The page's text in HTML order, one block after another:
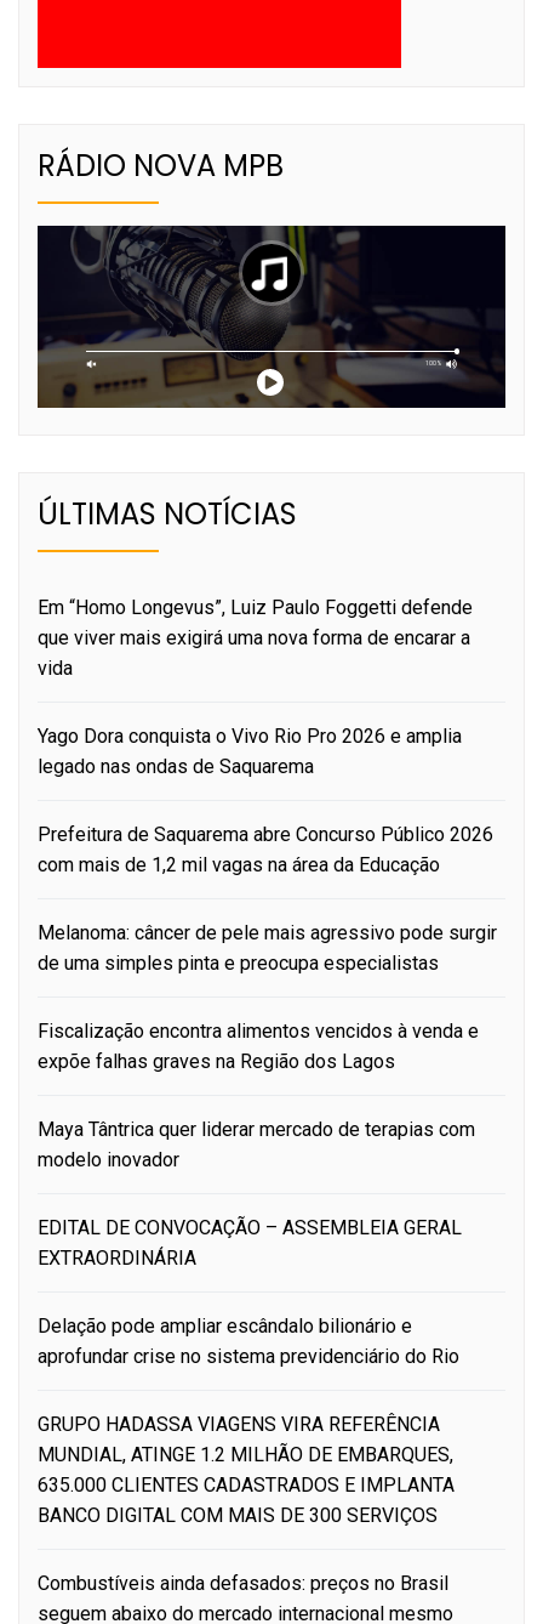
RÁDIO NOVA MPB
ÚLTIMAS NOTÍCIAS
Em “Homo Longevus”, Luiz Paulo Foggetti defende
que viver mais exigirá uma nova forma de encarar a
vida
Yago Dora conquista o Vivo Rio Pro 2026 e amplia
legado nas ondas de Saquarema
Prefeitura de Saquarema abre Concurso Público 2026
com mais de 1,2 mil vagas na área da Educação
Melanoma: câncer de pele mais agressivo pode surgir
de uma simples pinta e preocupa especialistas
Fiscalização encontra alimentos vencidos à venda e
expõe falhas graves na Região dos Lagos
Maya Tântrica quer liderar mercado de terapias com
modelo inovador
EDITAL DE CONVOCAÇÃO – ASSEMBLEIA GERAL
EXTRAORDINÁRIA
Delação pode ampliar escândalo bilionário e
aprofundar crise no sistema previdenciário do Rio
GRUPO HADASSA VIAGENS VIRA REFERÊNCIA
MUNDIAL, ATINGE 1.2 MILHÃO DE EMBARQUES,
635.000 CLIENTES CADASTRADOS E IMPLANTA
BANCO DIGITAL COM MAIS DE 300 SERVIÇOS
Combustíveis ainda defasados: preços no Brasil
seguem abaixo do mercado internacional mesmo